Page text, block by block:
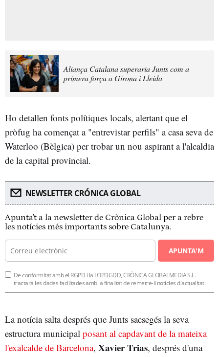
Aliança Catalana superaria Junts com a
primera força a Girona i Lleida
Ho detallen fonts polítiques locals, alertant que el
pròfug ha començat a "entrevistar perfils" a casa seva de
Waterloo (Bèlgica) per trobar un nou aspirant a l'alcaldia
de la capital provincial.
NEWSLETTER CRÓNICA GLOBAL
Apunta't a la newsletter de Crònica Global per a rebre
les notícies més importants sobre Catalunya.
APUNTA'M
De conformitat amb el RGPD i la LOPDGDD, CRÒNICA GLOBALMEDIA S.L.
tractarà les dades facilitades amb la finalitat de remetre-li notícies d'actualitat.
La notícia salta després que Junts sacsegés la seva
estructura municipal posant al capdavant de la mateixa
l'exalcalde de Barcelona, Xavier Trias, després d'una